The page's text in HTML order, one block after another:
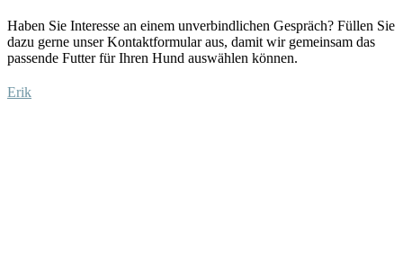
Haben Sie Interesse an einem unverbindlichen Gespräch? Füllen Sie
dazu gerne unser Kontaktformular aus, damit wir gemeinsam das
passende Futter für Ihren Hund auswählen können.
Erik